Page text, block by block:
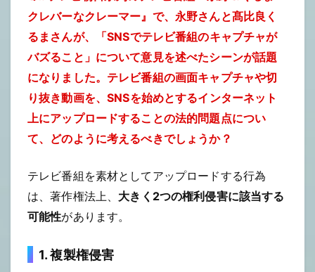
クレバーなクレーマー』で、永野さんと髙比良く
るまさんが、「SNSでテレビ番組のキャプチャが
バズること」について意見を述べたシーンが話題
になりました。テレビ番組の画面キャプチャや切
り抜き動画を、SNSを始めとするインターネット
上にアップロードすることの法的問題点につい
て、どのように考えるべきでしょうか？
テレビ番組を素材としてアップロードする行為
は、著作権法上、 大きく2つの権利侵害に該当する
可能性があります。
1. 複製権侵害